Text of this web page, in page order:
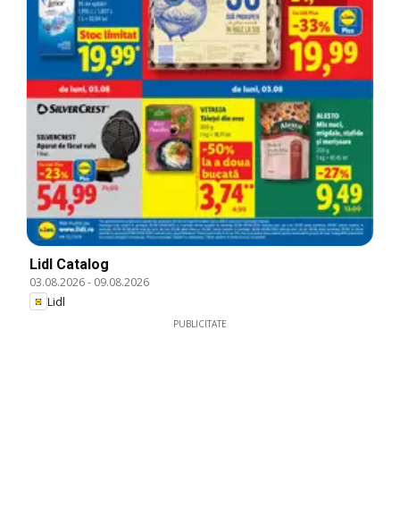
Lidl Catalog
03.08.2026- 09.08.2026
Lidl
PUBLICITATE